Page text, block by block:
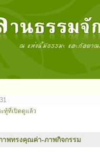
ะทู้ที่เปิดดูแล้ว
าพทรงคุณค่า-ภาพกิจกรรม